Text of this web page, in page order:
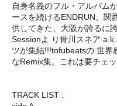
自身名義のフル・アルバム
ースを続けるENDRUN、関
供してきた、大阪が誇るに
Sessionよ り骨川スネア
ツが集結!!!tofubeatsの 世界
なRemix集。これは要チェ
TRACK LIST :